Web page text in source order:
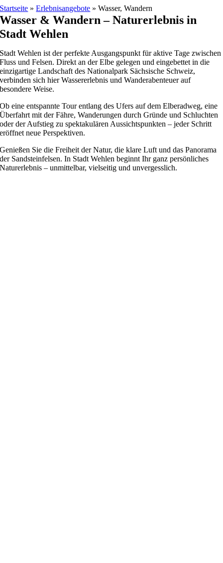
Skip
to
content
Startseite »Erlebnisangebote »Wasser, Wandern
Wasser & Wandern – Naturerlebnis in
Stadt Wehlen
Stadt Wehlen ist der perfekte Ausgangspunkt für aktive Tage zwischen
Fluss und Felsen. Direkt an der Elbe gelegen und eingebettet in die
einzigartige Landschaft des Nationalpark Sächsische Schweiz,
verbinden sich hier Wassererlebnis und Wanderabenteuer auf
besondere Weise.
Ob eine entspannte Tour entlang des Ufers auf dem Elberadweg, eine
Überfahrt mit der Fähre, Wanderungen durch Gründe und Schluchten
oder der Aufstieg zu spektakulären Aussichtspunkten – jeder Schritt
eröffnet neue Perspektiven.
Genießen Sie die Freiheit der Natur, die klare Luft und das Panorama
der Sandsteinfelsen. In Stadt Wehlen beginnt Ihr ganz persönliches
Naturerlebnis – unmittelbar, vielseitig und unvergesslich.